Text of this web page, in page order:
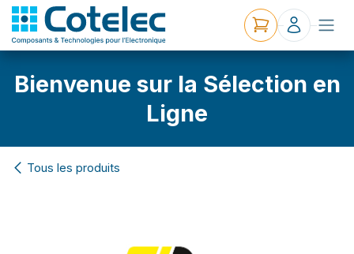
Bienvenue sur la Sélection en
Ligne
Tous les produits